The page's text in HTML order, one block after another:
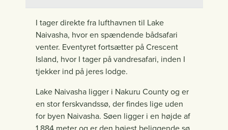
I tager direkte fra lufthavnen til Lake
Naivasha, hvor en spændende bådsafari
venter. Eventyret fortsætter på Crescent
Island, hvor I tager på vandresafari, inden I
tjekker ind på jeres lodge.
Lake Naivasha ligger i Nakuru County og er
en stor ferskvandssø, der findes lige uden
for byen Naivasha. Søen ligger i en højde af